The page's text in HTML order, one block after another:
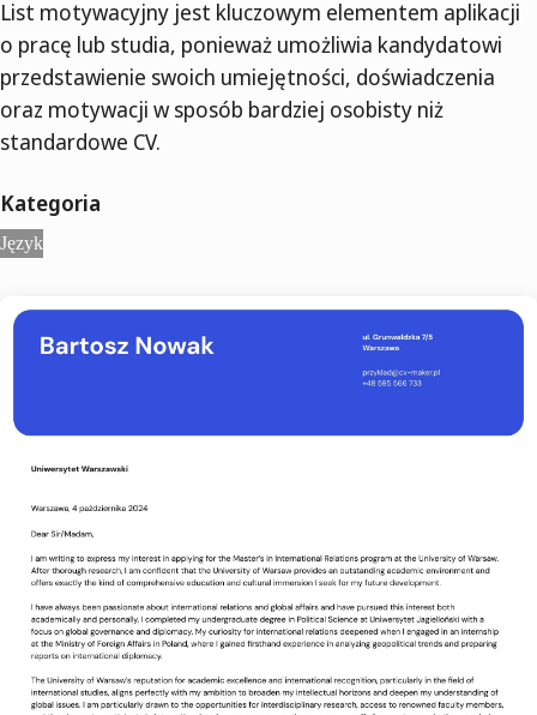
List motywacyjny jest kluczowym elementem aplikacji
o pracę lub studia, ponieważ umożliwia kandydatowi
przedstawienie swoich umiejętności, doświadczenia
oraz motywacji w sposób bardziej osobisty niż
standardowe CV.
Kategoria
Język